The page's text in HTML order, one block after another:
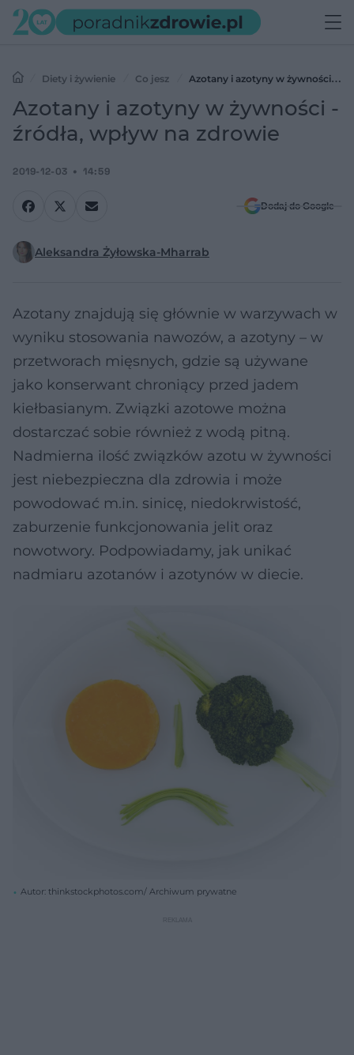
Diety i żywienie Co jesz
Azotany i azotyny w żywności -
źródła, wpływ na zdrowie
Azotany i azotyny w żywności -
źródła, wpływ na zdrowie
2019-12-03 14:59
Dodaj do Google
Aleksandra Żyłowska-Mharrab
Azotany znajdują się głównie w warzywach w
wyniku stosowania nawozów, a azotyny – w
przetworach mięsnych, gdzie są używane
jako konserwant chroniący przed jadem
kiełbasianym. Związki azotowe można
dostarczać sobie również z wodą pitną.
Nadmierna ilość związków azotu w żywności
jest niebezpieczna dla zdrowia i może
powodować m.in. sinicę, niedokrwistość,
zaburzenie funkcjonowania jelit oraz
nowotwory. Podpowiadamy, jak unikać
nadmiaru azotanów i azotynów w diecie.
Autor: thinkstockphotos.com/ Archiwum prywatne